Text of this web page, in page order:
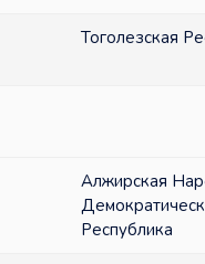
Тоголезская
Алжирская
Республика